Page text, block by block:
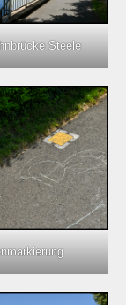
Steele